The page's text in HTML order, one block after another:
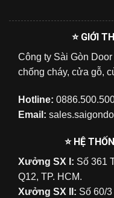
⭐ GIỚI
Công ty Sài Gòn
chống cháy, cửa gỗ,
Hotline:
Email:
⭐ HỆ
Xưởng SX I: Số 361
Q12, TP. HCM.
Xưởng SX II: Số 60/